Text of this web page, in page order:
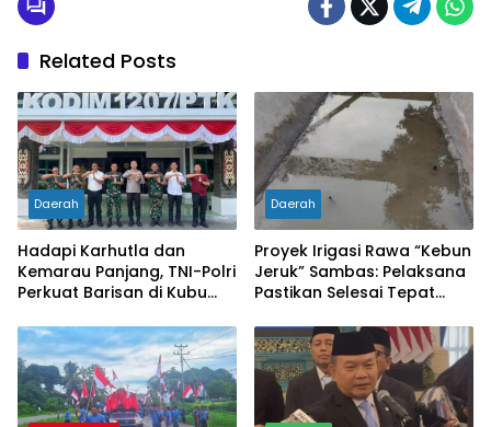
Related Posts
Daerah
Hadapi Karhutla dan
Kemarau Panjang, TNI-Polri
Perkuat Barisan di Kubu
Daerah
Proyek Irigasi Rawa “Kebun
Jeruk” Sambas: Pelaksana
Pastikan Selesai Tepat
Cuaca